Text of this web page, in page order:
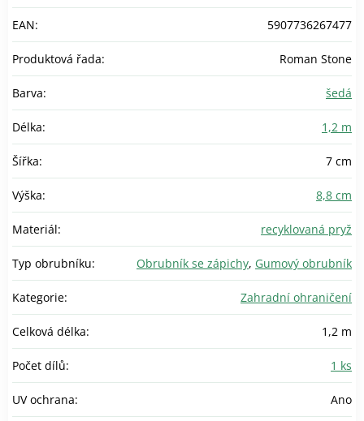
EAN: 5907736267477
Produktová řada: Roman Stone
Barva: šedá
Délka: 1,2 m
Šířka: 7 cm
Výška: 8,8 cm
Materiál: recyklovaná pryž
Typ obrubníku: Obrubník se zápichy, Gumový obrubník
Kategorie: Zahradní ohraničení
Celková délka: 1,2 m
Počet dílů: 1 ks
UV ochrana: Ano